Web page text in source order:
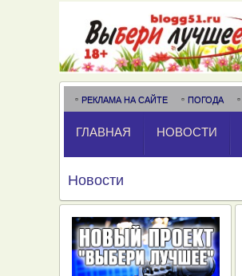
РЕКЛАМА НА САЙТЕ ПОГОДА
ГЛАВНАЯ НОВОСТИ
Новости